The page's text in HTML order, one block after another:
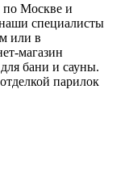
по Москве и
специалисты
или в
магазин
бани и сауны.
парилок